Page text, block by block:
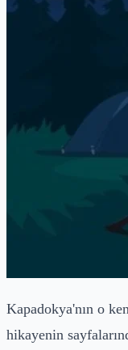
Kapadokya'nın o
hikayenin